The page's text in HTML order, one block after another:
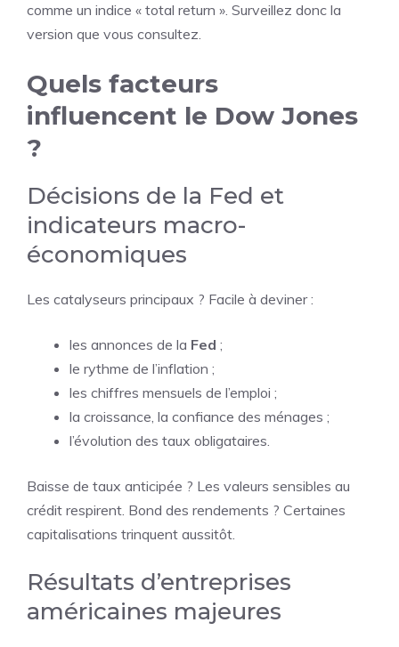
comme un indice « total return ». Surveillez donc la
version que vous consultez.
Quels facteurs
influencent le Dow Jones
?
Décisions de la Fed et
indicateurs macro-
économiques
Les catalyseurs principaux ? Facile à deviner :
les annonces de la Fed ;
le rythme de l’inflation ;
les chiffres mensuels de l’emploi ;
la croissance, la confiance des ménages ;
l’évolution des taux obligataires.
Baisse de taux anticipée ? Les valeurs sensibles au
crédit respirent. Bond des rendements ? Certaines
capitalisations trinquent aussitôt.
Résultats d’entreprises
américaines majeures